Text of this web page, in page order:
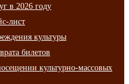
в 2026 году
лист
культуры
билетов
культурно-массовых